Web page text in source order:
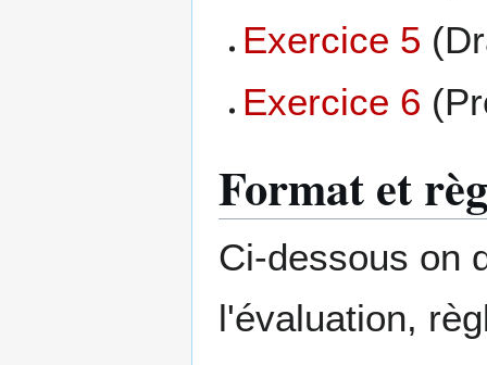
Exercice 5
Exercice 6
Format et
Ci-dessous on
l'évaluation,